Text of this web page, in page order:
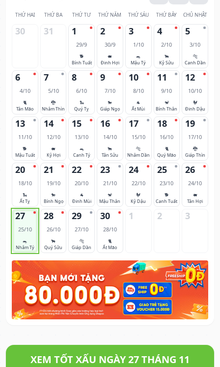
THỨ HAI THỨ BA THỨ TƯ THỨ NĂM THỨ SÁU THỨ BẢY CHỦ NHẬT
30 31 1
29/9
🐕
Bính Tuất
2
30/9
🐖
Đinh Hợi
3
1/10
🐀
Mậu Tý
4
2/10
🐂
Kỷ Sửu
5
3/10
🐅
Canh Dần
6
4/10
🐈
Tân Mão
7
5/10
🐉
Nhâm Thìn
8
6/10
🐍
Quý Tỵ
9
7/10
🐎
Giáp Ngọ
10
8/10
🐐
Ất Mùi
11
9/10
🐒
Bính Thân
12
10/10
🐓
Đinh Dậu
13
11/10
🐕
Mậu Tuất
14
12/10
🐖
Kỷ Hợi
15
13/10
🐀
Canh Tý
16
14/10
🐂
Tân Sửu
17
15/10
🐅
Nhâm Dần
18
16/10
🐈
Quý Mão
19
17/10
🐉
Giáp Thìn
20
18/10
🐍
Ất Tỵ
21
19/10
🐎
Bính Ngọ
22
20/10
🐐
Đinh Mùi
23
21/10
🐒
Mậu Thân
24
22/10
🐓
Kỷ Dậu
25
23/10
🐕
Canh Tuất
26
24/10
🐖
Tân Hợi
27
25/10
🐀
Nhâm Tý
28
26/10
🐂
Quý Sửu
29
27/10
🐅
Giáp Dần
30
28/10
🐈
Ất Mão
1 2 3
XEM TỐT XẤU NGÀY 27 THÁNG 11